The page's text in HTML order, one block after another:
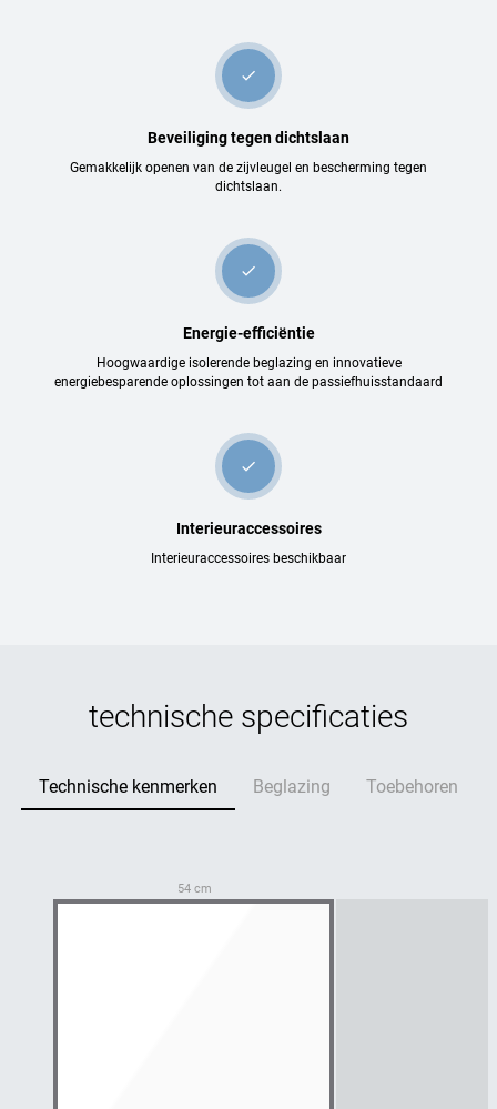
check
Beveiliging tegen dichtslaan
Gemakkelijk openen van de zijvleugel en bescherming tegen
dichtslaan.
check
Energie-efficiëntie
Hoogwaardige isolerende beglazing en innovatieve
energiebesparende oplossingen tot aan de passiefhuisstandaard
check
Interieuraccessoires
Interieuraccessoires beschikbaar
technische specificaties
Technische kenmerken Beglazing Toebehoren
54 cm